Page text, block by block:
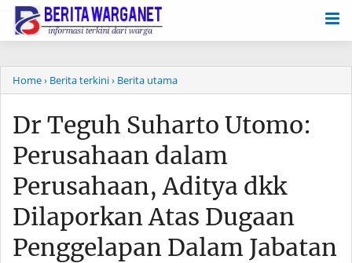
Home› Berita terkini› Berita utama
Dr Teguh Suharto Utomo:
Perusahaan dalam
Perusahaan, Aditya dkk
Dilaporkan Atas Dugaan
Penggelapan Dalam Jabatan